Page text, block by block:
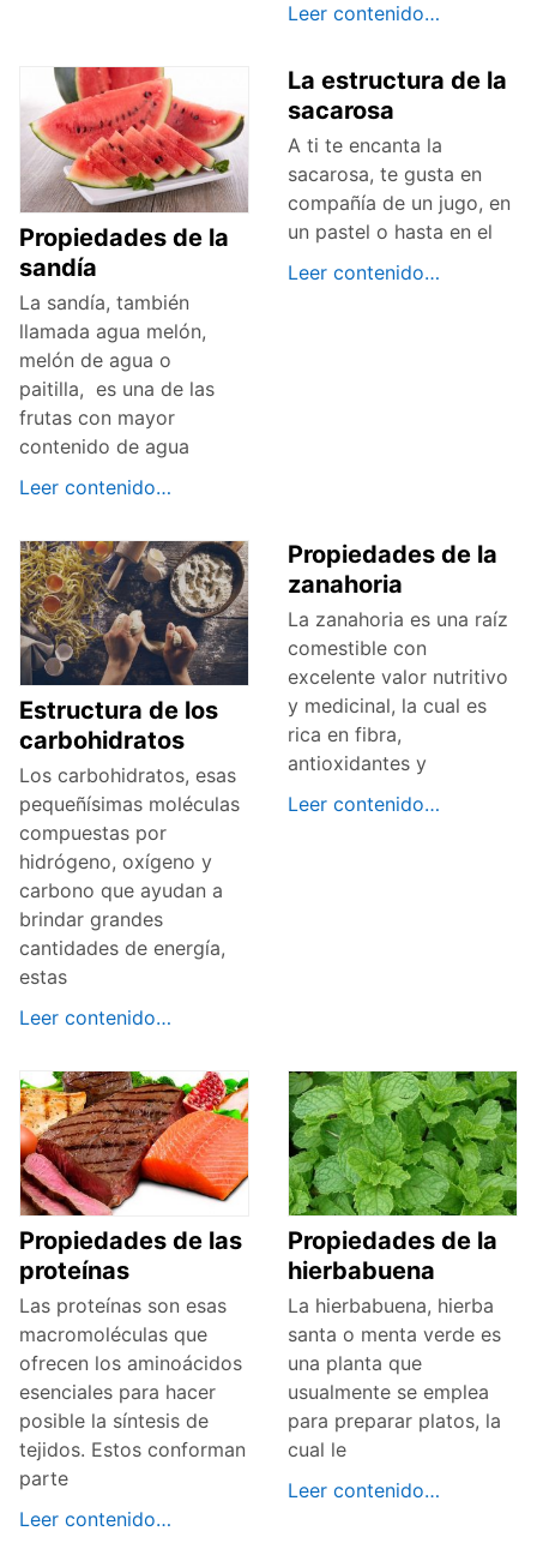
Leer contenido…
Propiedades de la
sandía
La sandía, también
llamada agua melón,
melón de agua o
paitilla, es una de las
frutas con mayor
contenido de agua
Leer contenido…
La estructura de la
sacarosa
A ti te encanta la
sacarosa, te gusta en
compañía de un jugo, en
un pastel o hasta en el
Leer contenido…
Estructura de los
carbohidratos
Los carbohidratos, esas
pequeñísimas moléculas
compuestas por
hidrógeno, oxígeno y
carbono que ayudan a
brindar grandes
cantidades de energía,
estas
Leer contenido…
Propiedades de la
zanahoria
La zanahoria es una raíz
comestible con
excelente valor nutritivo
y medicinal, la cual es
rica en fibra,
antioxidantes y
Leer contenido…
Propiedades de las
proteínas
Las proteínas son esas
macromoléculas que
ofrecen los aminoácidos
esenciales para hacer
posible la síntesis de
tejidos. Estos conforman
parte
Leer contenido…
Propiedades de la
hierbabuena
La hierbabuena, hierba
santa o menta verde es
una planta que
usualmente se emplea
para preparar platos, la
cual le
Leer contenido…